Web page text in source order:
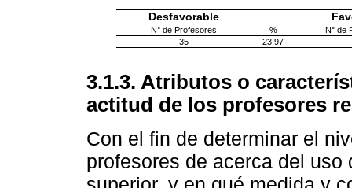
Desfavorable
N° de Profesores %
N° de
35
23,97
3.1.3. Atributos o
actitud de los profesores
Con el fin de determinar el
profesores de acerca del